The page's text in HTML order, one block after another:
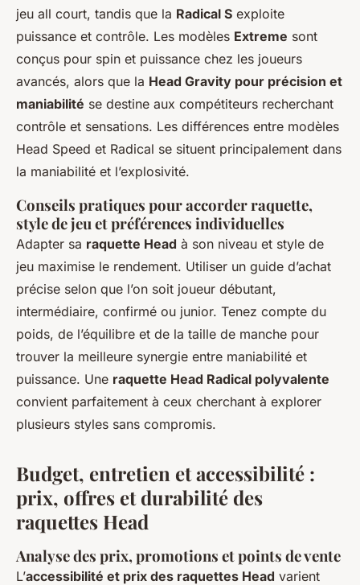
jeu all court, tandis que la Radical S exploite
puissance et contrôle. Les modèles Extreme sont
conçus pour spin et puissance chez les joueurs
avancés, alors que la Head Gravity pour précision et
maniabilité se destine aux compétiteurs recherchant
contrôle et sensations. Les différences entre modèles
Head Speed et Radical se situent principalement dans
la maniabilité et l’explosivité.
Conseils pratiques pour accorder raquette,
style de jeu et préférences individuelles
Adapter sa raquette Head à son niveau et style de
jeu maximise le rendement. Utiliser un guide d’achat
précise selon que l’on soit joueur débutant,
intermédiaire, confirmé ou junior. Tenez compte du
poids, de l’équilibre et de la taille de manche pour
trouver la meilleure synergie entre maniabilité et
puissance. Une raquette Head Radical polyvalente
convient parfaitement à ceux cherchant à explorer
plusieurs styles sans compromis.
Budget, entretien et accessibilité :
prix, offres et durabilité des
raquettes Head
Analyse des prix, promotions et points de vente
L’accessibilité et prix des raquettes Head varient